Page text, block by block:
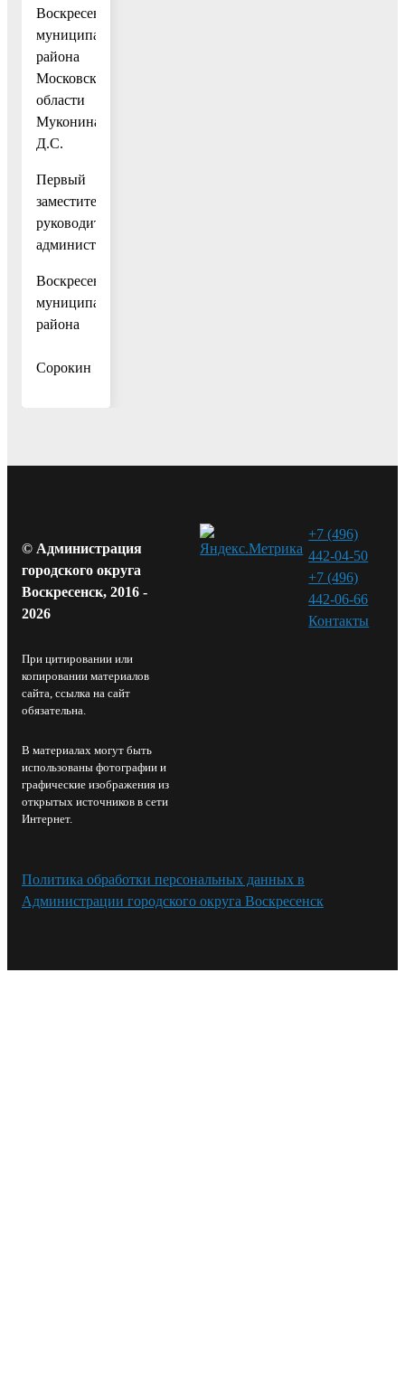
Воскресенского
муниципального
района
Московской
области
Муконина
Д.С.
Первый
заместитель
руководителя
администрации
Воскресенского
муниципального
района
Сорокин
© Администрация
городского округа
Воскресенск, 2016 -
2026
При цитировании или
копировании материалов
сайта, ссылка на сайт
обязательна.
В материалах могут быть
использованы фотографии и
графические изображения из
открытых источников в сети
Интернет.
+7 (496)
442-04-50
+7 (496)
442-06-66
Контакты⁠
Политика обработки персональных данных в
Администрации городского округа Воскресенск